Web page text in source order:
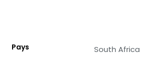
Pays South Africa